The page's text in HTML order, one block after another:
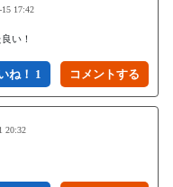
15 17:42
い！
ね！ 1
20:32